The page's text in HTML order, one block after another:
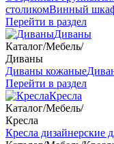
столикомВинный
Перейти в раздел
Диваны
Каталог/Мебель/
Диваны
Диваны кожаные
Перейти в раздел
Кресла
Каталог/Мебель/
Кресла
Кресла дизайнерские